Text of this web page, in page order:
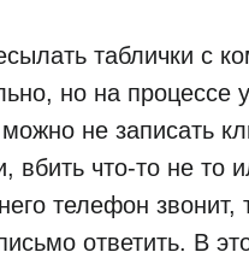
таблички с
но на процессе
не записать
что-то не то
телефон звонит,
ответить. В